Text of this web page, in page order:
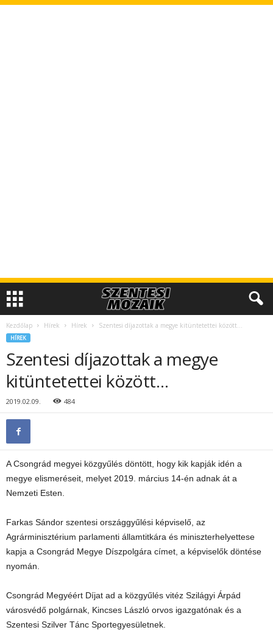
Kezdőlap Hírek Hírek Szentesi díjazottak a megye kitüntetettei között…
HÍREK
Szentesi díjazottak a megye
kitüntetettei között…
2019.02.09. 484
A Csongrád megyei közgyűlés döntött, hogy kik kapják idén a
megye elismeréseit, melyet 2019. március 14-én adnak át a
Nemzeti Esten.
Farkas Sándor szentesi országgyűlési képviselő, az
Agrárminisztérium parlamenti államtitkára és miniszterhelyettese
kapja a Csongrád Megye Díszpolgára címet, a képviselők döntése
nyomán.
Csongrád Megyéért Díjat ad a közgyűlés vitéz Szilágyi Árpád
városvédő polgárnak, Kincses László orvos igazgatónak és a
Szentesi Szilver Tánc Sportegyesületnek.